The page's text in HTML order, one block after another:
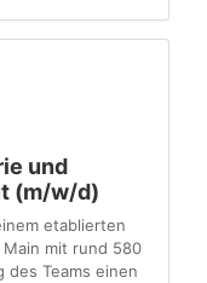
und
(m/w/d)
etablierten
Main mit rund 580
des Teams einen